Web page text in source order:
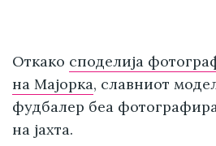
Откако споделија
на Мајорка, славниот
фудбалер беа
на јахта.